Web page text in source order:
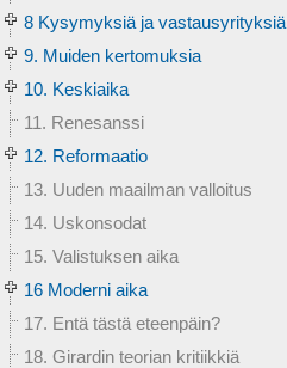
8 Kysymyksiä ja vastausyrityksiä
9. Muiden kertomuksia
10. Keskiaika
11. Renesanssi
12. Reformaatio
13. Uuden maailman valloitus
14. Uskonsodat
15. Valistuksen aika
16 Moderni aika
17. Entä tästä eteenpäin?
18. Girardin teorian kritiikkiä